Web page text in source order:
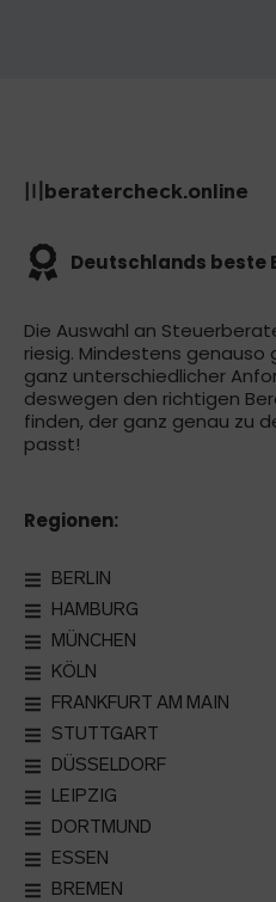
〣beratercheck.online
Deutschlands beste
Die Auswahl an
riesig. Mindestens genauso
ganz unterschiedlicher
deswegen den richtigen
finden, der ganz genau zu
passt!
Regionen:
BERLIN
HAMBURG
MÜNCHEN
KÖLN
FRANKFURT AM MAIN
STUTTGART
DÜSSELDORF
LEIPZIG
DORTMUND
ESSEN
BREMEN